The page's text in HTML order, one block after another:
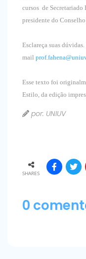
cursos de
presidente do
Esclareça suas
mail
Esse texto foi
Estilo, da edição
por: UNIUV
SHARES
0